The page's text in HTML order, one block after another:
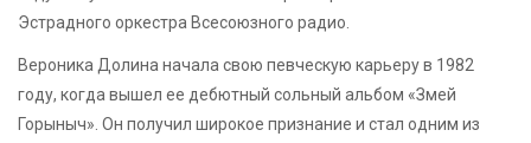
Эстрадного оркестра Всесоюзного радио.
Вероника Долина начала свою певческую карьеру в 1982
году, когда вышел ее дебютный сольный альбом «Змей
Горыныч». Он получил широкое признание и стал одним из